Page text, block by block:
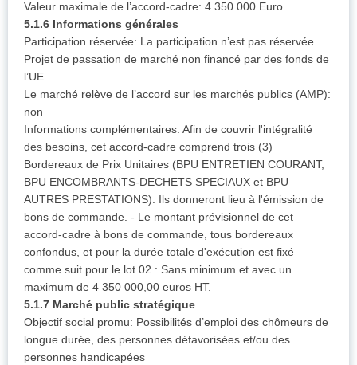
Valeur maximale de l’accord-cadre: 4 350 000 Euro
5.1.6 Informations générales
Participation réservée: La participation n’est pas réservée.
Projet de passation de marché non financé par des fonds de
l’UE
Le marché relève de l’accord sur les marchés publics (AMP):
non
Informations complémentaires: Afin de couvrir l'intégralité
des besoins, cet accord-cadre comprend trois (3)
Bordereaux de Prix Unitaires (BPU ENTRETIEN COURANT,
BPU ENCOMBRANTS-DECHETS SPECIAUX et BPU
AUTRES PRESTATIONS). Ils donneront lieu à l'émission de
bons de commande. - Le montant prévisionnel de cet
accord-cadre à bons de commande, tous bordereaux
confondus, et pour la durée totale d'exécution est fixé
comme suit pour le lot 02 : Sans minimum et avec un
maximum de 4 350 000,00 euros HT.
5.1.7 Marché public stratégique
Objectif social promu: Possibilités d’emploi des chômeurs de
longue durée, des personnes défavorisées et/ou des
personnes handicapées